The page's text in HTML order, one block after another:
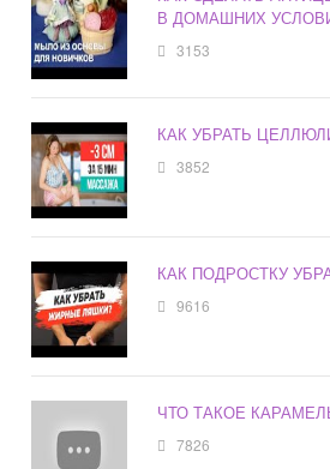
В ДОМАШНИХ
3153
КАК УБРАТЬ
3852
КАК ПОДРОСТКУ
9616
ЧТО ТАКОЕ
7826